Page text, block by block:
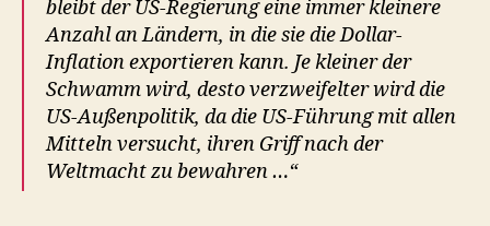
bleibt der US-Regierung eine immer kleinere
Anzahl an Ländern, in die sie die Dollar-
Inflation exportieren kann. Je kleiner der
Schwamm wird, desto verzweifelter wird die
US-Außenpolitik, da die US-Führung mit allen
Mitteln versucht, ihren Griff nach der
Weltmacht zu bewahren …“